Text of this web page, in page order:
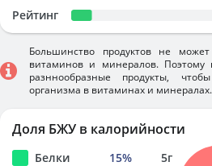
Рейтинг
Большинство продуктов не
витаминов и минералов. Поэтому
разннообразные продукты,
организма в витаминах и минералах.
Доля БЖУ в калорийности
Белки 15% 5г